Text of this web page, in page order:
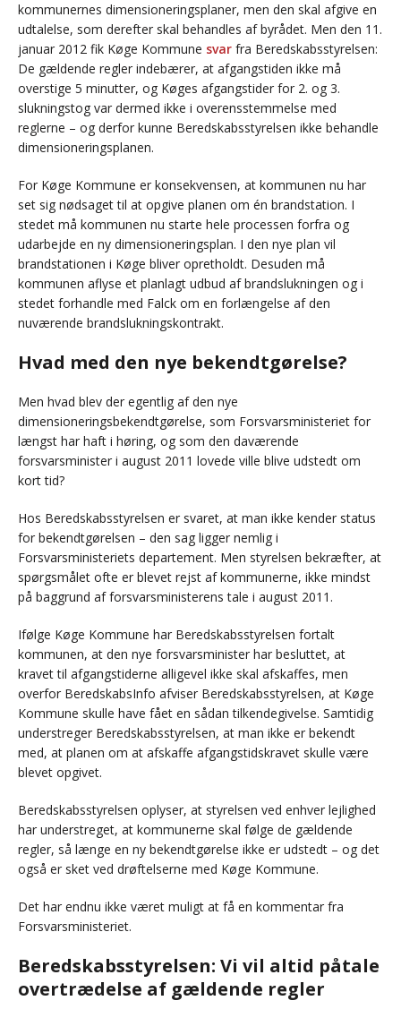
kommunernes dimensioneringsplaner, men den skal afgive en
udtalelse, som derefter skal behandles af byrådet. Men den 11.
januar 2012 fik Køge Kommune svar fra Beredskabsstyrelsen:
De gældende regler indebærer, at afgangstiden ikke må
overstige 5 minutter, og Køges afgangstider for 2. og 3.
slukningstog var dermed ikke i overensstemmelse med
reglerne – og derfor kunne Beredskabsstyrelsen ikke behandle
dimensioneringsplanen.
For Køge Kommune er konsekvensen, at kommunen nu har
set sig nødsaget til at opgive planen om én brandstation. I
stedet må kommunen nu starte hele processen forfra og
udarbejde en ny dimensioneringsplan. I den nye plan vil
brandstationen i Køge bliver opretholdt. Desuden må
kommunen aflyse et planlagt udbud af brandslukningen og i
stedet forhandle med Falck om en forlængelse af den
nuværende brandslukningskontrakt.
Hvad med den nye bekendtgørelse?
Men hvad blev der egentlig af den nye
dimensioneringsbekendtgørelse, som Forsvarsministeriet for
længst har haft i høring, og som den daværende
forsvarsminister i august 2011 lovede ville blive udstedt om
kort tid?
Hos Beredskabsstyrelsen er svaret, at man ikke kender status
for bekendtgørelsen – den sag ligger nemlig i
Forsvarsministeriets departement. Men styrelsen bekræfter, at
spørgsmålet ofte er blevet rejst af kommunerne, ikke mindst
på baggrund af forsvarsministerens tale i august 2011.
Ifølge Køge Kommune har Beredskabsstyrelsen fortalt
kommunen, at den nye forsvarsminister har besluttet, at
kravet til afgangstiderne alligevel ikke skal afskaffes, men
overfor BeredskabsInfo afviser Beredskabsstyrelsen, at Køge
Kommune skulle have fået en sådan tilkendegivelse. Samtidig
understreger Beredskabsstyrelsen, at man ikke er bekendt
med, at planen om at afskaffe afgangstidskravet skulle være
blevet opgivet.
Beredskabsstyrelsen oplyser, at styrelsen ved enhver lejlighed
har understreget, at kommunerne skal følge de gældende
regler, så længe en ny bekendtgørelse ikke er udstedt – og det
også er sket ved drøftelserne med Køge Kommune.
Det har endnu ikke været muligt at få en kommentar fra
Forsvarsministeriet.
Beredskabsstyrelsen: Vi vil altid påtale
overtrædelse af gældende regler